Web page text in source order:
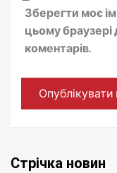
Зберегти моє
цьому
коментарів.
Стрічка новин